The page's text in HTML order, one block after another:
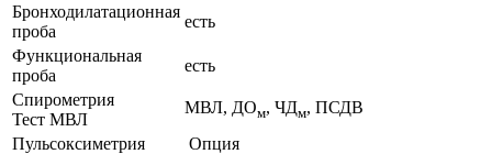
Бронходилатационная
проба
есть
Функциональная
проба
есть
Cпирометрия
Тест МВЛ
МВЛ, ДОм, ЧДм, ПСДВ
Пульсоксиметрия
Опция